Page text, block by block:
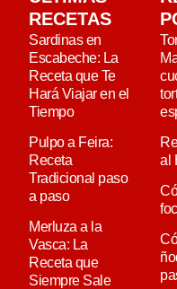
RECETAS
Sardinas en
Escabeche: La
Receta que Te
Hará Viajar en el
Tiempo
Pulpo a Feira:
Receta
Tradicional paso
a paso
Merluza a la
Vasca: La
Receta que
Siempre Sale
al